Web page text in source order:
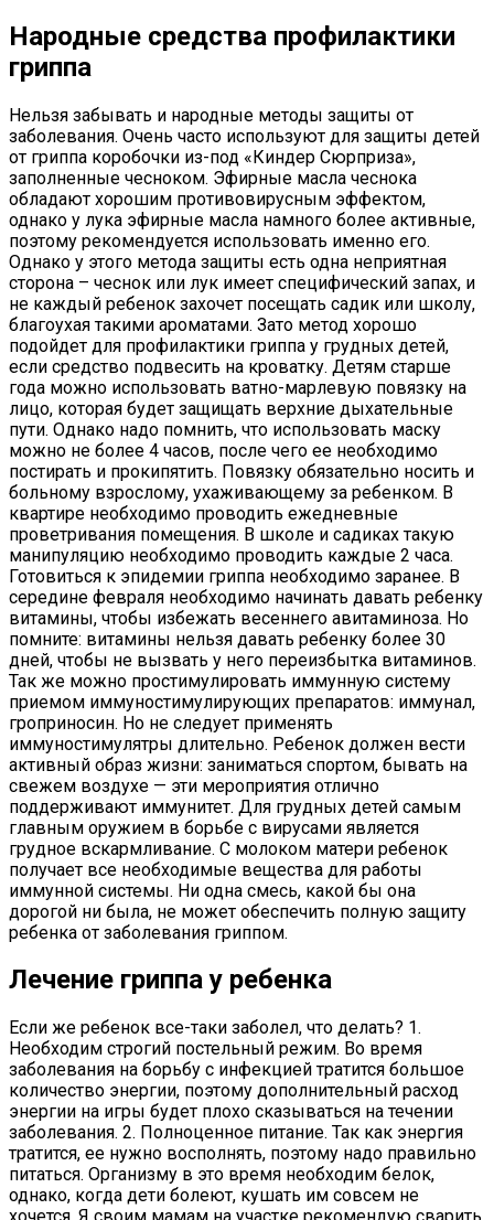
Народные средства профилактики
гриппа
Нельзя забывать и народные методы защиты от
заболевания. Очень часто используют для защиты детей
от гриппа коробочки из-под «Киндер Сюрприза»,
заполненные чесноком. Эфирные масла чеснока
обладают хорошим противовирусным эффектом,
однако у лука эфирные масла намного более активные,
поэтому рекомендуется использовать именно его.
Однако у этого метода защиты есть одна неприятная
сторона – чеснок или лук имеет специфический запах, и
не каждый ребенок захочет посещать садик или школу,
благоухая такими ароматами. Зато метод хорошо
подойдет для профилактики гриппа у грудных детей,
если средство подвесить на кроватку. Детям старше
года можно использовать ватно-марлевую повязку на
лицо, которая будет защищать верхние дыхательные
пути. Однако надо помнить, что использовать маску
можно не более 4 часов, после чего ее необходимо
постирать и прокипятить. Повязку обязательно носить и
больному взрослому, ухаживающему за ребенком. В
квартире необходимо проводить ежедневные
проветривания помещения. В школе и садиках такую
манипуляцию необходимо проводить каждые 2 часа.
Готовиться к эпидемии гриппа необходимо заранее. В
середине февраля необходимо начинать давать ребенку
витамины, чтобы избежать весеннего авитаминоза. Но
помните: витамины нельзя давать ребенку более 30
дней, чтобы не вызвать у него переизбытка витаминов.
Так же можно простимулировать иммунную систему
приемом иммуностимулирующих препаратов: иммунал,
гроприносин. Но не следует применять
иммуностимулятры длительно. Ребенок должен вести
активный образ жизни: заниматься спортом, бывать на
свежем воздухе — эти мероприятия отлично
поддерживают иммунитет. Для грудных детей самым
главным оружием в борьбе с вирусами является
грудное вскармливание. С молоком матери ребенок
получает все необходимые вещества для работы
иммунной системы. Ни одна смесь, какой бы она
дорогой ни была, не может обеспечить полную защиту
ребенка от заболевания гриппом.
Лечение гриппа у ребенка
Если же ребенок все-таки заболел, что делать? 1.
Необходим строгий постельный режим. Во время
заболевания на борьбу с инфекцией тратится большое
количество энергии, поэтому дополнительный расход
энергии на игры будет плохо сказываться на течении
заболевания. 2. Полноценное питание. Так как энергия
тратится, ее нужно восполнять, поэтому надо правильно
питаться. Организму в это время необходим белок,
однако, когда дети болеют, кушать им совсем не